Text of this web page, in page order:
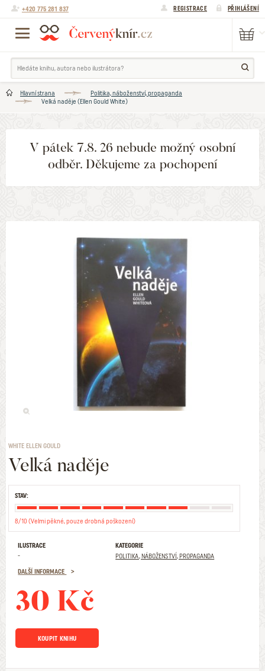
+420 775 281 837 REGISTRACE PŘIHLÁŠENÍ
Hlavní strana
Politika, náboženství, propaganda
Velká naděje (Ellen Gould White)
V pátek 7.8. 26 nebude možný osobní
odběr. Děkujeme za pochopení
WHITE ELLEN GOULD
Velká naděje
STAV:
8/10 (Velmi pěkné, pouze drobná poškození)
ILUSTRACE
-
KATEGORIE
POLITIKA, NÁBOŽENSTVÍ, PROPAGANDA
DALŠÍ INFORMACE
30 Kč
KOUPIT KNIHU